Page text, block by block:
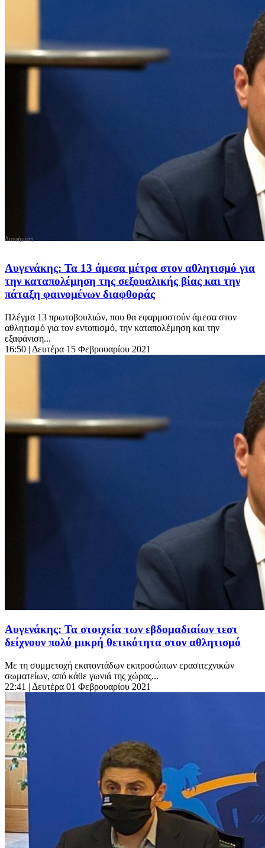
Αυγενάκης: Τα 13 άμεσα μέτρα στον αθλητισμό για
την καταπολέμηση της σεξουαλικής βίας και την
πάταξη φαινομένων διαφθοράς
Πλέγμα 13 πρωτοβουλιών, που θα εφαρμοστούν άμεσα στον
αθλητισμό για τον εντοπισμό, την καταπολέμηση και την
εξαφάνιση...
16:50 | Δευτέρα 15 Φεβρουαρίου 2021
Αυγενάκης: Τα στοιχεία των εβδομαδιαίων τεστ
δείχνουν πολύ μικρή θετικότητα στον αθλητισμό
Με τη συμμετοχή εκατοντάδων εκπροσώπων ερασιτεχνικών
σωματείων, από κάθε γωνιά της χώρας...
22:41 | Δευτέρα 01 Φεβρουαρίου 2021